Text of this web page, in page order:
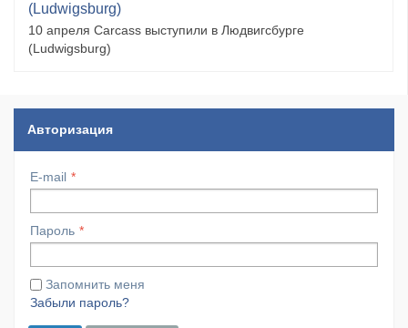
(Ludwigsburg)
10 апреля Carcass выступили в Людвигсбурге
(Ludwigsburg)
Авторизация
E-mail
Пароль
Запомнить меня
Забыли пароль?